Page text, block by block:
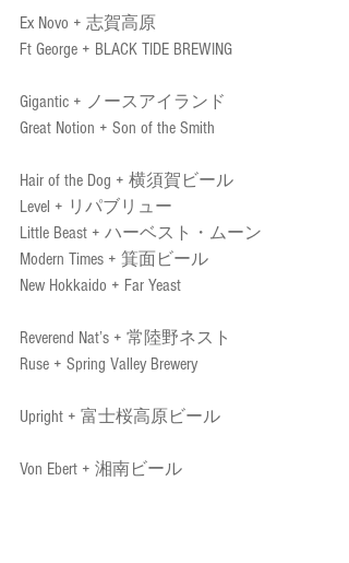
Ex Novo + 志賀高原
Ft George + BLACK TIDE BREWING
Gigantic + ノースアイランド
Great Notion + Son of the Smith
Hair of the Dog + 横須賀ビール
Level + リパブリュー
Little Beast + ハーベスト・ムーン
​Modern Times + 箕面ビール
New Hokkaido + Far Yeast
Reverend Nat’s + 常陸野ネスト
Ruse + Spring Valley Brewery
Upright + 富士桜高原ビール
Von Ebert + 湘南ビール